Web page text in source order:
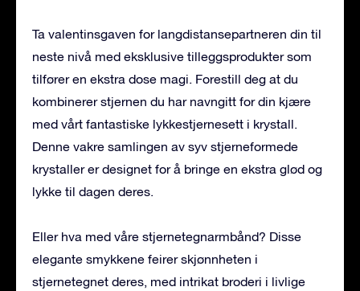
Ta valentinsgaven for langdistansepartneren din til
neste nivå med eksklusive tilleggsprodukter som
tilfører en ekstra dose magi. Forestill deg at du
kombinerer stjernen du har navngitt for din kjære
med vårt fantastiske lykkestjernesett i krystall.
Denne vakre samlingen av syv stjerneformede
krystaller er designet for å bringe en ekstra glød og
lykke til dagen deres.
Eller hva med våre stjernetegnarmbånd? Disse
elegante smykkene feirer skjønnheten i
stjernetegnet deres, med intrikat broderi i livlige